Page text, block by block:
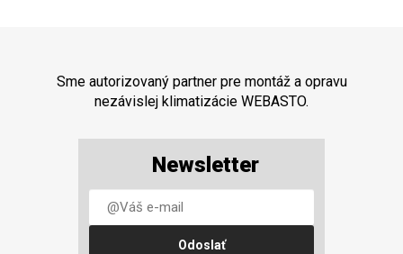
Sme autorizovaný partner pre montáž a opravu
nezávislej klimatizácie WEBASTO.
Newsletter